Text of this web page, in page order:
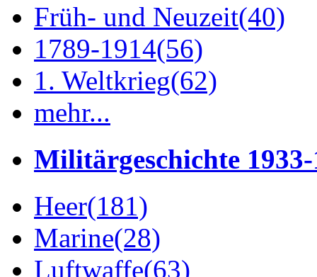
Früh- und Neuzeit(40)
1789-1914(56)
1. Weltkrieg(62)
mehr...
Militärgeschichte 1933-
Heer(181)
Marine(28)
Luftwaffe(63)